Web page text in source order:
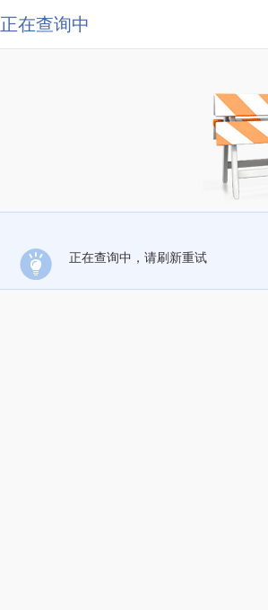
正在查询中
正在查询中，请刷新重试